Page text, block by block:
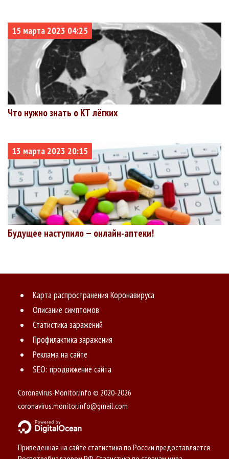
15 марта 2023 04:25
Что нужно знать о КТ лёгких
13 марта 2023 20:15
Будущее наступило — онлайн-аптеки!
Карта распространения Коронавируса
Описание симптомов
Статистика заражений
Профилактика заражения
Реклама на сайте
SEO: продвижение сайта
Coronavirus-Monitor.info © 2020-2026
coronavirus.monitor.info@gmail.com
Приведенная на сайте статистика по России предоставляется